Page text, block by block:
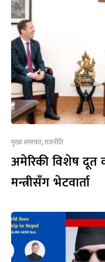
मुख्य समाचार,राजनीति
अमेरिकी विशेष दूत
मन्त्रीसँग भेटवार्ता